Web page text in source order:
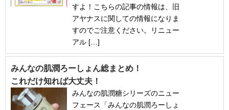
すよ！こちらの記事の情報は、旧
アヤナスに関しての情報になりま
すのでご注意ください。リニュー
アル […]
みんなの肌潤ろーしょん総まとめ！
これだけ知れば大丈夫！
みんなの肌潤糖シリーズのニュー
フェース「みんなの肌潤ろーしょ